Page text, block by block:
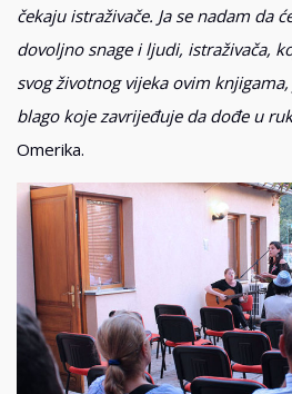
čekaju istraživače. Ja se nadam da
dovoljno snage i ljudi, istraživača,
svog životnog vijeka ovim
blago koje zavrijeđuje da dođe u
Omerika.